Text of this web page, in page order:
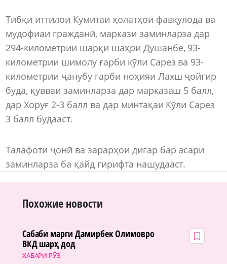
Тибқи иттилои Кумитаи ҳолатҳои фавқулода ва
мудофиаи гражданӣ, маркази заминларза дар
294-километрии шарқи шаҳри Душанбе, 93-
километрии шимолу ғарби кӯли Сарез ва 93-
километрии ҷанубу ғарби ноҳияи Лахш ҷойгир
буда, қувваи заминларза дар марказаш 5 балл,
дар Хоруғ 2-3 балл ва дар минтақаи Кӯли Сарез
3 балл будааст.
Талафоти ҷонӣ ва зарарҳои дигар бар асари
заминларза ба қайд гирифта нашудааст.
Похожие новости
ХАБАРИ РӮЗ
Сабаби марги Дамирбек Олимовро
ВКД шарҳ дод